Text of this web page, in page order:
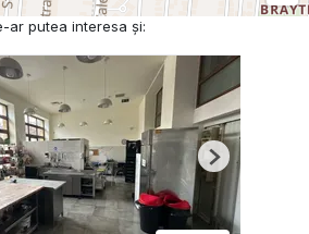
ar putea interesa și:
Next